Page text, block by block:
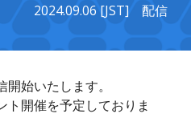
2024.09.06 [JST] 配信
始いたします。
ト開催を予定しておりま